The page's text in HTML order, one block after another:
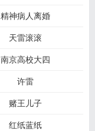
精神病人离婚
天雷滚滚
南京高校大四
许雷
赌王儿子
红纸蓝纸